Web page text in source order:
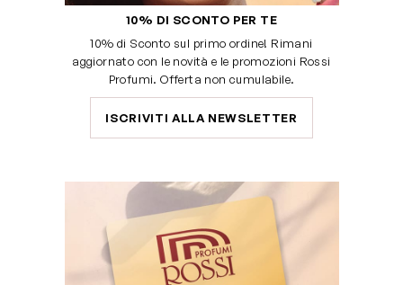
10% DI SCONTO PER TE
10% di Sconto sul primo ordine! Rimani
aggiornato con le novità e le promozioni Rossi
Profumi. Offerta non cumulabile.
ISCRIVITI ALLA NEWSLETTER